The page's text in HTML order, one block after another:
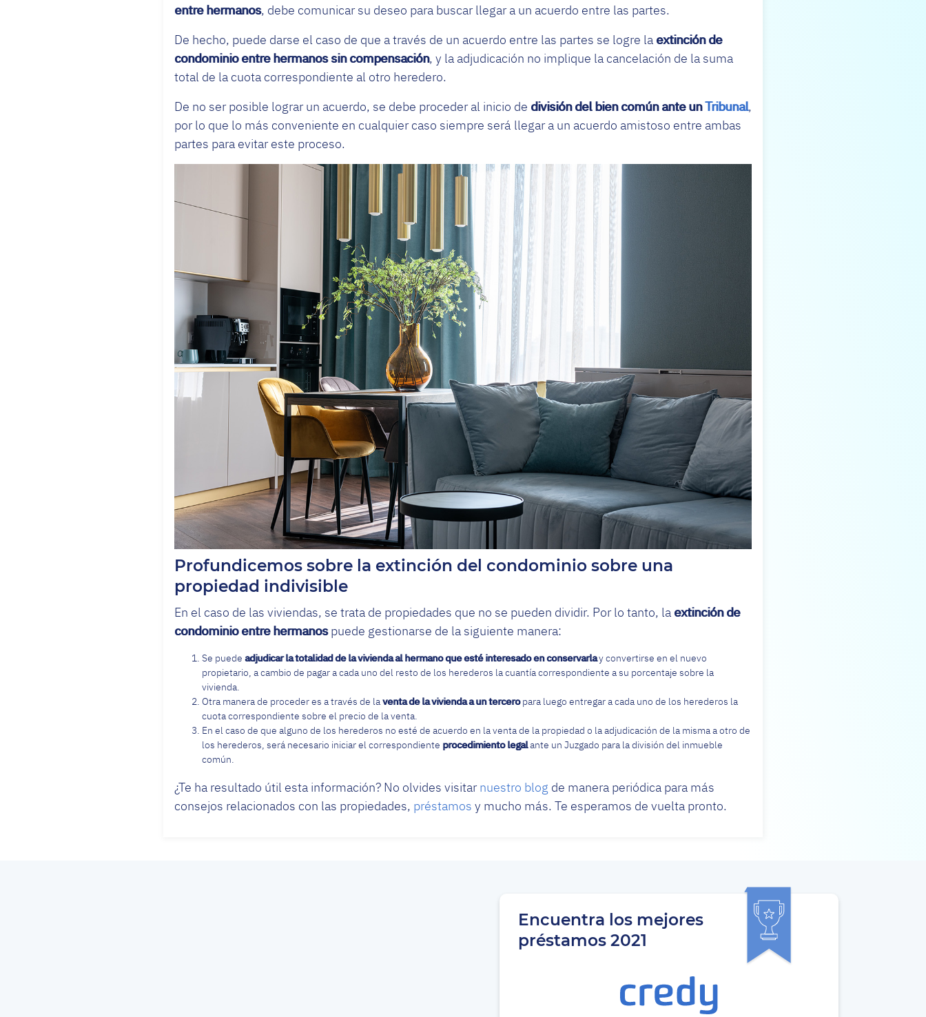
entre hermanos, debe comunicar su deseo para buscar llegar a un acuerdo entre las partes.
De hecho, puede darse el caso de que a través de un acuerdo entre las partes se logre la extinción de
condominio entre hermanos sin compensación, y la adjudicación no implique la cancelación de la suma
total de la cuota correspondiente al otro heredero.
De no ser posible lograr un acuerdo, se debe proceder al inicio de división del bien común ante unTribunal,
por lo que lo más conveniente en cualquier caso siempre será llegar a un acuerdo amistoso entre ambas
partes para evitar este proceso.
Profundicemos sobre la extinción del condominio sobre una
propiedad indivisible
En el caso de las viviendas, se trata de propiedades que no se pueden dividir. Por lo tanto, la extinción de
condominio entre hermanospuede gestionarse de la siguiente manera:
Se puede adjudicar la totalidad de la vivienda al hermano que esté interesado en conservarlay convertirse en el nuevo
propietario, a cambio de pagar a cada uno del resto de los herederos la cuantía correspondiente a su porcentaje sobre la
vivienda.
Otra manera de proceder es a través de laventa de la vivienda a un terceropara luego entregar a cada uno de los herederos la
cuota correspondiente sobre el precio de la venta.
En el caso de que alguno de los herederos no esté de acuerdo en la venta de la propiedad o la adjudicación de la misma a otro de
los herederos, será necesario iniciar el correspondiente procedimiento legalante un Juzgado para la división del inmueble
común.
¿Te ha resultado útil esta información? No olvides visitarnuestro blog de manera periódica para más
consejos relacionados con las propiedades, préstamos y mucho más. Te esperamos de vuelta pronto.
Encuentra los mejores
préstamos 2021